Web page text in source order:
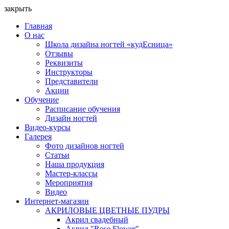
закрыть
Главная
О нас
Школа дизайна ногтей «кудЕсница»
Отзывы
Реквизиты
Инструкторы
Представители
Акции
Обучение
Расписание обучения
Дизайн ногтей
Видео-курсы
Галерея
Фото дизайнов ногтей
Статьи
Наша продукция
Мастер-классы
Мероприятия
Видео
Интернет-магазин
АКРИЛОВЫЕ ЦВЕТНЫЕ ПУДРЫ
Акрил свадебный